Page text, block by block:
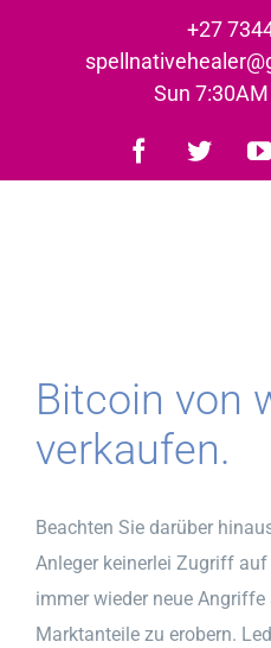
+27
Sun
Facebook
Twitter
Bitcoin von
verkaufen.
Beachten Sie darüber
Anleger keinerlei Zugriff
immer wieder neue
Marktanteile zu erobern.